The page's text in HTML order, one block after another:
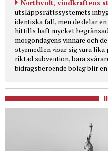
Northvolt, vindkraftens
utsläppsrättssystemets
identiska fall, men de delar
hittills haft mycket
morgondagens vinnare och
styrmedlen visar sig vara
riktad subvention, bara
bidragsberoende bolag blir